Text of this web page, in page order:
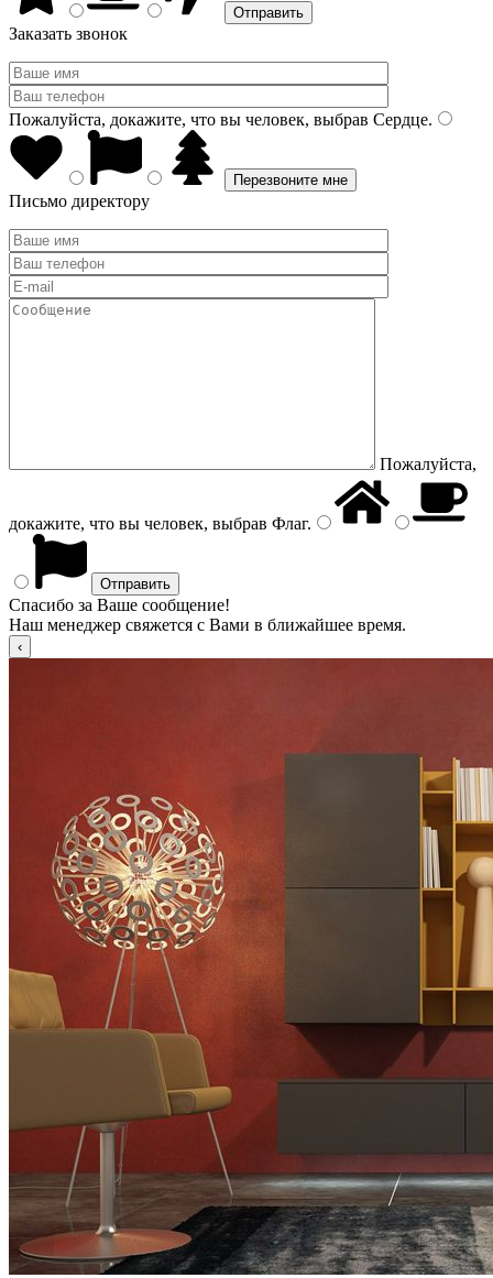
Заказать звонок
Пожалуйста, докажите, что вы человек, выбрав Сердце.
Письмо директору
Пожалуйста,
докажите, что вы человек, выбрав Флаг.
Спасибо за Ваше сообщение!
Наш менеджер свяжется с Вами в ближайшее время.